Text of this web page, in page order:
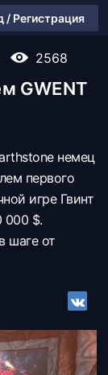
/ Регистрация
2568
GWENT
немец
первого
игре Гвинт
000 $.​
шаге от